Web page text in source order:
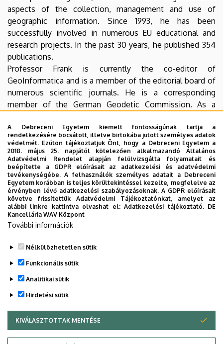
aspects of the collection, management and use of
geographic information. Since 1993, he has been
successfully involved in numerous EU educational and
research projects. In the past 30 years, he published 354
publications.
Professor Frank is currently the co-editor of
GeoInformatica and is a member of the editorial board of
numerous scientific journals. He is a corresponding
member of the German Geodetic Commission. As a
Grand Decoration of Honour in Silver by the President of
the Republic of Austria in 2005.
The research of Dr. Andrew Frank is in close connection
with the R&D activities of the Centre for Agricultural and
Applied Economic Sciences. He is a member of the
scientific advisory board of the joint FP7 EU project with
universities from six European countries. The work of
Professor Frank contributes to the achievement and
international promotion of common novel scientific
Legutóbb frissítve: 2021. 08. 18. 14:11
A Debreceni Egyetem kiemelt fontosságúnak tartja a
rendelkezésére bocsátott, illetve birtokába jutott személyes adatok
védelmét. Ezúton tájékoztatjuk Önt, hogy a Debreceni Egyetem a
2018. május 25. napjától kötelezően alkalmazandó Általános
Adatvédelmi Rendelet alapján felülvizsgálta folyamatait és
beépítette a GDPR előírásait az adatkezelési és adatvédelmi
tevékenységébe. A felhasználók személyes adatait a Debreceni
Egyetem korábban is teljes körültekintéssel kezelte, megfelelve az
érvényben lévő adatkezelési szabályozásoknak. A GDPR előírásait
követve frissítettük Adatvédelmi Tájékoztatónkat, amelyet az
alábbi linkre kattintva olvashat el:Adatkezelési tájékoztató. DE
Kancellária WAV Központ
További információk
Nélkülözhetetlen sütik
Funkcionális sütik
Analitikai sütik
Hirdetési sütik
KIVÁLASZTOTTAK MENTÉSE
WITHDRAW CONSENT